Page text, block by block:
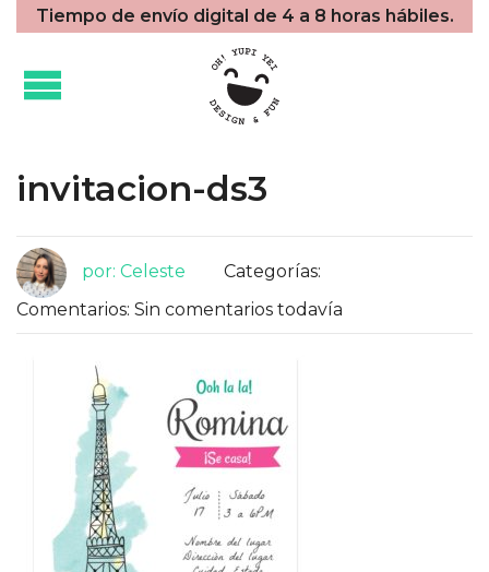
Tiempo de envío digital de 4 a 8 horas hábiles.
invitacion-ds3
por: Celeste
Categorías:
Comentarios: Sin comentarios todavía